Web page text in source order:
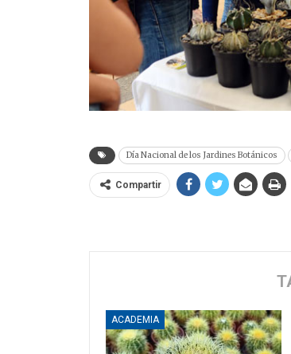
Día Nacional de los Jardines Botánicos
Compartir
ACADEMIA